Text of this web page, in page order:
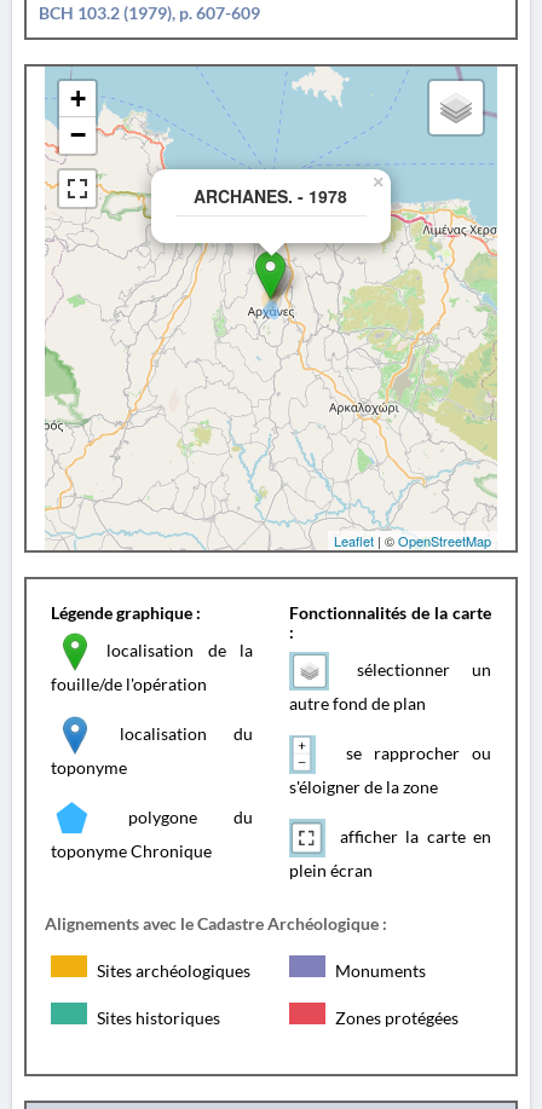
BCH 103.2 (1979), p. 607-609
ARCHANES. - 1978
×
+
−
Leaflet | ©OpenStreetMap
Légende graphique :
localisation de la
fouille/de l'opération
localisation du
toponyme
polygone du
toponyme Chronique
Fonctionnalités de la carte
:
sélectionner un
autre fond de plan
se rapprocher ou
s'éloigner de la zone
afficher la carte en
plein écran
Alignements avec le Cadastre Archéologique :
Sites archéologiques Monuments
Sites historiques Zones protégées